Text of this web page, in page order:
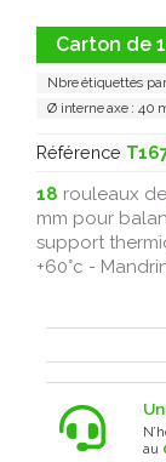
Carton de
Nbre étiquettes
Ø interne axe : 40
Référence
18 rouleaux de
mm pour
support
+60°c -
au